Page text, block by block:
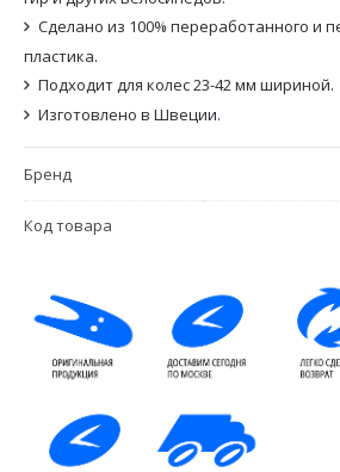
Сделано из 100% переработанного и
пластика.
Подходит для колес 23-42 мм шириной.
Изготовлено в Швеции.
Бренд
Код товара